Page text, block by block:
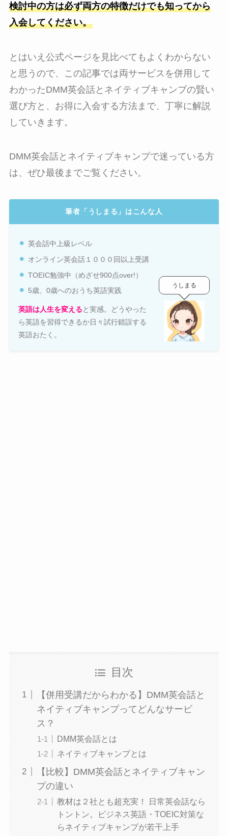
検討中の方は必ず両方の特徴だけでも知ってから
入会してください。
とはいえ公式ページを見比べてもよくわからない
と思うので、この記事では両サービスを併用して
わかったDMM英会話とネイティブキャンプの賢い
選び方と、お得に入会する方法まで、丁寧に解説
していきます。
DMM英会話とネイティブキャンプで迷っている方
は、ぜひ最後までご覧ください。
筆者「うしまる」はこんな人
英会話中上級レベル
オンライン英会話１０００回以上受講
TOEIC勉強中（めざせ900点over!）
5歳、0歳へのおうち英語実践
英語は人生を変えると実感。どうやった
ら英語を習得できるか日々試行錯誤する
英語おたく。
うしまる
目次
【併用受講だからわかる】DMM英会話と
ネイティブキャンプってどんなサービ
ス？
DMM英会話とは
ネイティブキャンプとは
【比較】DMM英会話とネイティブキャン
プの違い
教材は２社とも超充実！ 日常英会話なら
トントン。ビジネス英語・TOEIC対策な
らネイティブキャンプが若干上手